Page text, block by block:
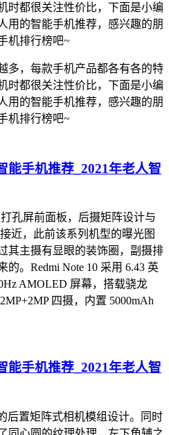
时都很关注性价比，下面是小编
用的智能手机推荐，感兴趣的朋
机排行榜吧~
多，每款手机产品都各有各的特
时都很关注性价比，下面是小编
用的智能手机推荐，感兴趣的朋
机排行榜吧~
孔屏前面板，后摄矩阵设计与
近，此前该系列机型的曝光图
其主摄有显眼的装饰圈，副摄排
。Redmi Note 10 采用 6.43 英
AMOLED 屏幕，搭载骁龙
四摄，内置 5000mAh
后置矩阵式相机模组设计。同时